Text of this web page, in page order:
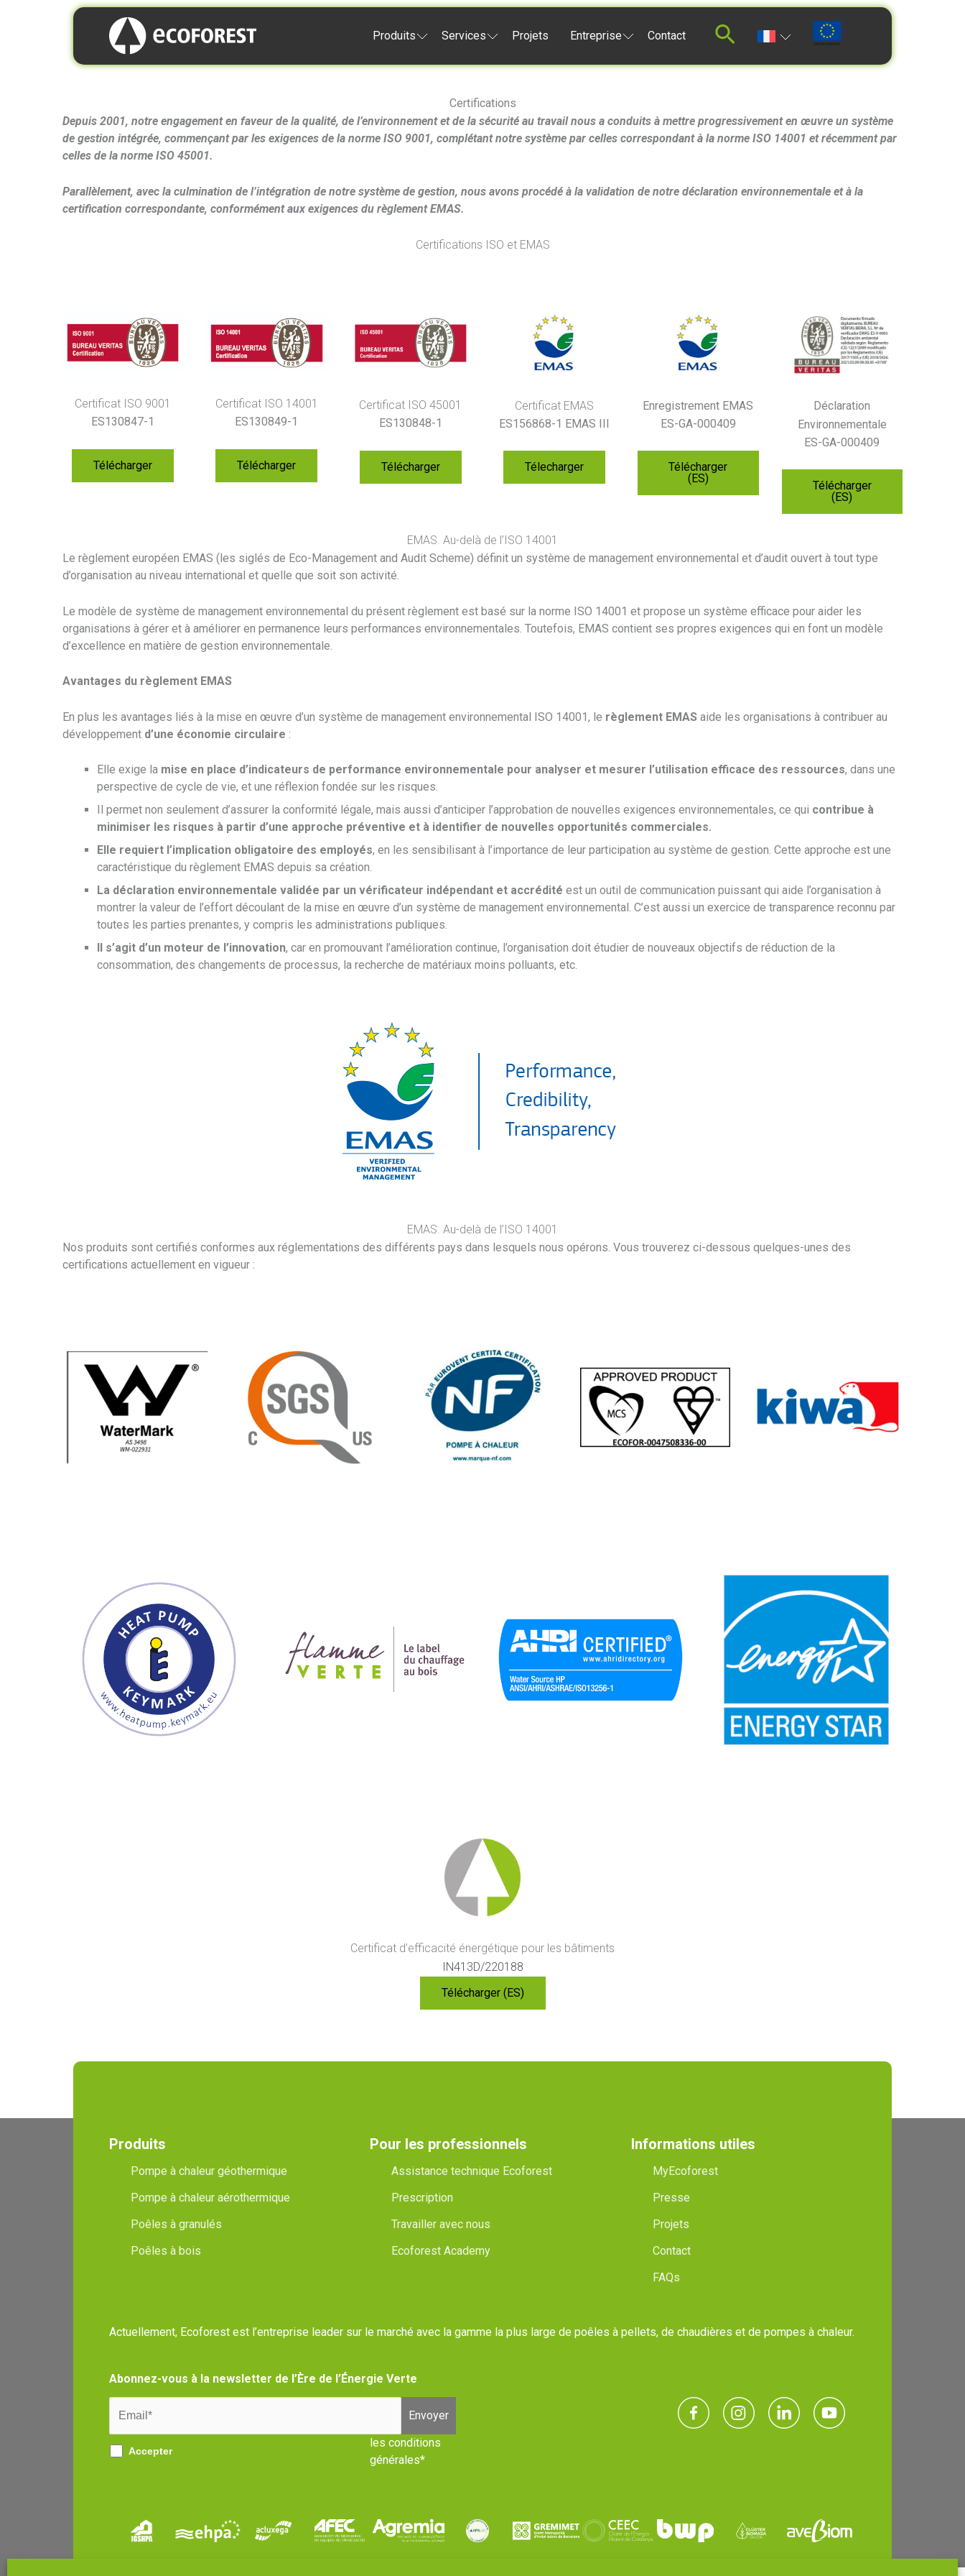
Produits Services Projets Entreprise Contact
Certifications
Depuis 2001, notre engagement en faveur de la qualité, de l’environnement et de la sécurité au travail nous a conduits à mettre progressivement en œuvre un système
de gestion intégrée, commençant par les exigences de la norme ISO 9001, complétant notre système par celles correspondant à la norme ISO 14001 et récemment par
celles de la norme ISO 45001.
Parallèlement, avec la culmination de l’intégration de notre système de gestion, nous avons procédé à la validation de notre déclaration environnementale et à la
certification correspondante, conformément aux exigences du règlement EMAS.
Certifications ISO et EMAS
Certificat ISO 9001
ES130847-1
Télécharger
Certificat ISO 14001
ES130849-1
Télécharger
Certificat ISO 45001
ES130848-1
Télécharger
Certificat EMAS
ES156868-1 EMAS III
Télecharger
Enregistrement EMAS
ES-GA-000409
Télécharger
(ES)
Déclaration
Environnementale
ES-GA-000409
Télécharger
(ES)
EMAS. Au-delà de l’ISO 14001
Le règlement européen EMAS (les siglés de Eco-Management and Audit Scheme) définit un système de management environnemental et d’audit ouvert à tout type
d’organisation au niveau international et quelle que soit son activité.
Le modèle de système de management environnemental du présent règlement est basé sur la norme ISO 14001 et propose un système efficace pour aider les
organisations à gérer et à améliorer en permanence leurs performances environnementales. Toutefois, EMAS contient ses propres exigences qui en font un modèle
d’excellence en matière de gestion environnementale.
Avantages du règlement EMAS
En plus les avantages liés à la mise en œuvre d’un système de management environnemental ISO 14001, le règlement EMAS aide les organisations à contribuer au
développement d’une économie circulaire :
Elle exige la mise en place d’indicateurs de performance environnementale pour analyser et mesurer l’utilisation efficace des ressources, dans une
perspective de cycle de vie, et une réflexion fondée sur les risques.
Il permet non seulement d’assurer la conformité légale, mais aussi d’anticiper l’approbation de nouvelles exigences environnementales, ce qui contribue à
minimiser les risques à partir d’une approche préventive et à identifier de nouvelles opportunités commerciales.
Elle requiert l’implication obligatoire des employés, en les sensibilisant à l’importance de leur participation au système de gestion. Cette approche est une
caractéristique du règlement EMAS depuis sa création.
La déclaration environnementale validée par un vérificateur indépendant et accrédité est un outil de communication puissant qui aide l’organisation à
montrer la valeur de l’effort découlant de la mise en œuvre d’un système de management environnemental. C’est aussi un exercice de transparence reconnu par
toutes les parties prenantes, y compris les administrations publiques.
Il s’agit d’un moteur de l’innovation, car en promouvant l’amélioration continue, l’organisation doit étudier de nouveaux objectifs de réduction de la
consommation, des changements de processus, la recherche de matériaux moins polluants, etc.
EMAS. Au-delà de l’ISO 14001
Nos produits sont certifiés conformes aux réglementations des différents pays dans lesquels nous opérons. Vous trouverez ci-dessous quelques-unes des
certifications actuellement en vigueur :
Certificat d’efficacité énergétique pour les bâtiments
IN413D/220188
Télécharger (ES)
Produits
Pompe à chaleur géothermique
Pompe à chaleur aérothermique
Poêles à granulés
Poêles à bois
Pour les professionnels
Assistance technique Ecoforest
Prescription
Travailler avec nous
Ecoforest Academy
Informations utiles
MyEcoforest
Presse
Projets
Contact
FAQs
Actuellement, Ecoforest est l’entreprise leader sur le marché avec la gamme la plus large de poêles à pellets, de chaudières et de pompes à chaleur.
Abonnez-vous à la newsletter de l’Ère de l’Énergie Verte
Envoyer
Accepter
les conditions
générales*